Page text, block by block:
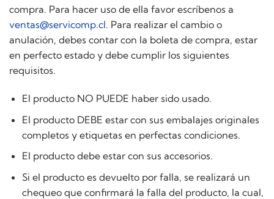
compra. Para hacer uso de ella favor escríbenos a
ventas@servicomp.cl. Para realizar el cambio o
anulación, debes contar con la boleta de compra, estar
en perfecto estado y debe cumplir los siguientes
requisitos.
El producto NO PUEDE haber sido usado.
El producto DEBE estar con sus embalajes originales
completos y etiquetas en perfectas condiciones.
El producto debe estar con sus accesorios.
Si el producto es devuelto por falla, se realizará un
chequeo que confirmará la falla del producto, la cual,